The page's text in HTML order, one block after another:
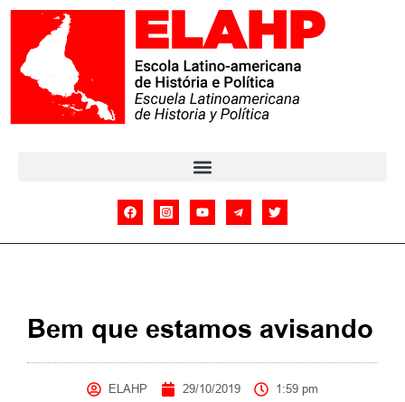
Bem que estamos avisando
ELAHP 29/10/2019
1:59 pm